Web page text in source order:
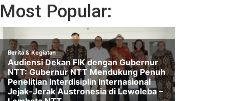
Most Popular: